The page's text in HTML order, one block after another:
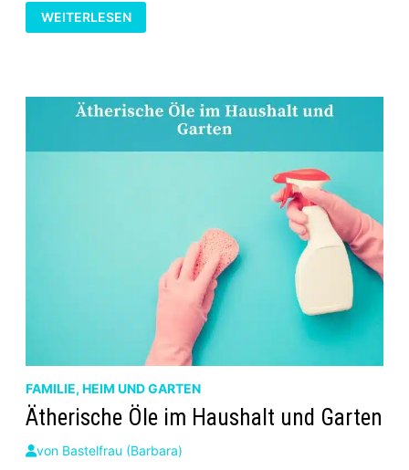
ABFLUSS
VERSTOPFT?
SO
VERMEIDEN
WEITERLESEN
FAMILIE, HEIM UND GARTEN
Ätherische Öle im Haushalt und Garten
von Bastelfrau (Barbara)